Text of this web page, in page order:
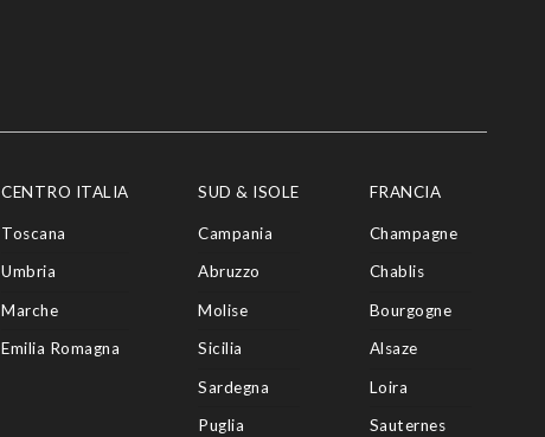
CENTRO ITALIA
Toscana
Umbria
Marche
Emilia Romagna
SUD & ISOLE
Campania
Abruzzo
Molise
Sicilia
Sardegna
Puglia
FRANCIA
Champagne
Chablis
Bourgogne
Alsaze
Loira
Sauternes